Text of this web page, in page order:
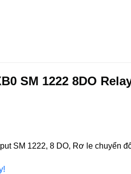
SM 1222 8DO
SM 1222, 8 DO, Rơ le chuyển